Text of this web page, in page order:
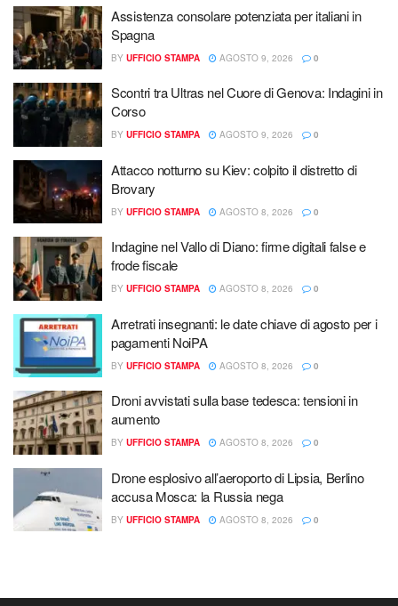
Assistenza consolare potenziata per italiani in
Spagna
BY UFFICIO STAMPA AGOSTO 9, 2026 0
Scontri tra Ultras nel Cuore di Genova: Indagini in
Corso
BY UFFICIO STAMPA AGOSTO 9, 2026 0
Attacco notturno su Kiev: colpito il distretto di
Brovary
BY UFFICIO STAMPA AGOSTO 8, 2026 0
Indagine nel Vallo di Diano: firme digitali false e
frode fiscale
BY UFFICIO STAMPA AGOSTO 8, 2026 0
Arretrati insegnanti: le date chiave di agosto per i
pagamenti NoiPA
BY UFFICIO STAMPA AGOSTO 8, 2026 0
Droni avvistati sulla base tedesca: tensioni in
aumento
BY UFFICIO STAMPA AGOSTO 8, 2026 0
Drone esplosivo all’aeroporto di Lipsia, Berlino
accusa Mosca: la Russia nega
BY UFFICIO STAMPA AGOSTO 8, 2026 0